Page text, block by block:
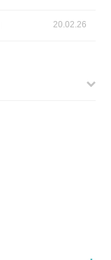
20.02.26